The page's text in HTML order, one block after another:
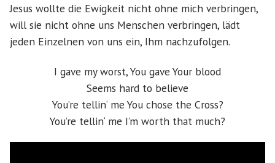
Jesus wollte die Ewigkeit nicht ohne mich verbringen,
will sie nicht ohne uns Menschen verbringen, lädt
jeden Einzelnen von uns ein, Ihm nachzufolgen.
I gave my worst, You gave Your blood
Seems hard to believe
You’re tellin‘ me You chose the Cross?
You’re tellin‘ me I’m worth that much?